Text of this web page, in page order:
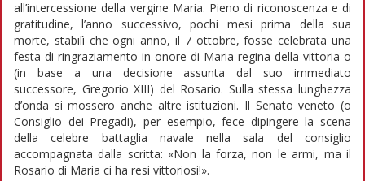
all’intercessione della vergine Maria. Pieno di riconoscenza e di
gratitudine, l’anno successivo, pochi mesi prima della sua
morte, stabilì che ogni anno, il 7 ottobre, fosse celebrata una
festa di ringraziamento in onore di Maria regina della vittoria o
(in base a una decisione assunta dal suo immediato
successore, Gregorio XIII) del Rosario. Sulla stessa lunghezza
d’onda si mossero anche altre istituzioni. Il Senato veneto (o
Consiglio dei Pregadi), per esempio, fece dipingere la scena
della celebre battaglia navale nella sala del consiglio
accompagnata dalla scritta: «Non la forza, non le armi, ma il
Rosario di Maria ci ha resi vittoriosi!».